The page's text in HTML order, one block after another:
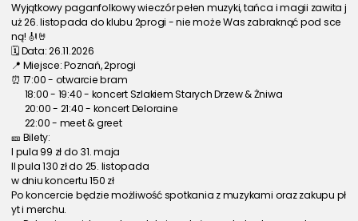
Wyjątkowy paganfolkowy wieczór pełen muzyki, tańca i magii zawita j
uż 26. listopada do klubu 2progi - nie może Was zabraknąć pod sce
ną! 🎻🤘
🗓️ Data: 26.11.2026
📍 Miejsce: Poznań, 2progi
⏰ 17:00 - otwarcie bram
18:00 - 19:40 - koncert Szlakiem Starych Drzew & Żniwa
20:00 - 21:40 - koncert Deloraine
22:00 - meet & greet
🎫 Bilety:
I pula 99 zł do 31. maja
II pula 130 zł do 25. listopada
w dniu koncertu 150 zł
Po koncercie będzie możliwość spotkania z muzykami oraz zakupu pł
yt i merchu.